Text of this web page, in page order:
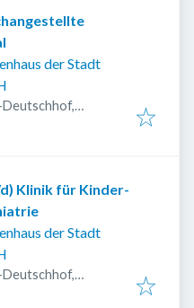
der Stadt
Klinik für Kinder-
der Stadt